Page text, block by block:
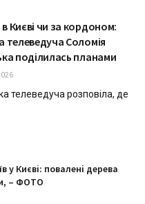
Києві чи за кордоном:
телеведуча Соломія
поділилась планами
телеведуча розповіла, де
у Києві: повалені дерева
– ФОТО